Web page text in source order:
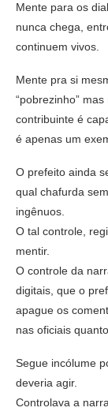
Mente para os
nunca chega,
continuem vivos.
Mente pra si
“pobrezinho”
contribuinte é
é apenas um
O prefeito ainda
qual chafurda
ingênuos.
O tal controle,
mentir.
O controle da
digitais, que o
apague os
nas oficiais
Segue incólume
deveria agir.
Controlava a